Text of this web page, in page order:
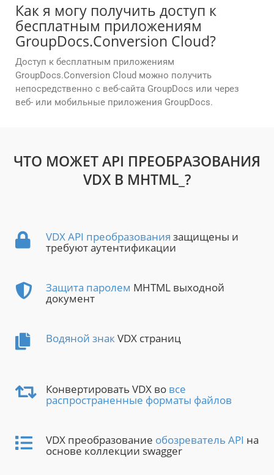
Как я могу получить доступ к
бесплатным приложениям
GroupDocs.Conversion Cloud?
Доступ к бесплатным приложениям
GroupDocs.Conversion Cloud можно получить
непосредственно с веб-сайта GroupDocs или через
веб- или мобильные приложения GroupDocs.
ЧТО МОЖЕТ API ПРЕОБРАЗОВАНИЯ
VDX В MHTML_?
VDX API преобразования защищены и
требуют аутентификации
Защита паролем MHTML выходной
документ
Водяной знакVDX страниц
Конвертировать VDX во все
распространенные форматы файлов
VDX преобразование обозреватель API на
основе коллекции swagger